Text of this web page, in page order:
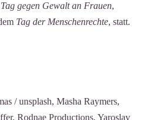
Tag gegen Gewalt an Frauen,
Tag der Menschenrechte, statt.
/ unsplash, Masha Raymers,
Rodnae Productions, Yaroslav